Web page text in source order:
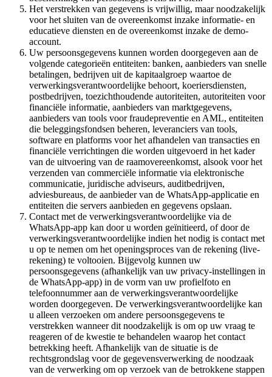
Het verstrekken van gegevens is vrijwillig, maar noodzakelijk
voor het sluiten van de overeenkomst inzake informatie- en
educatieve diensten en de overeenkomst inzake de demo-
account.
Uw persoonsgegevens kunnen worden doorgegeven aan de
volgende categorieën entiteiten: banken, aanbieders van snelle
betalingen, bedrijven uit de kapitaalgroep waartoe de
verwerkingsverantwoordelijke behoort, koeriersdiensten,
postbedrijven, toezichthoudende autoriteiten, autoriteiten voor
financiële informatie, aanbieders van marktgegevens,
aanbieders van tools voor fraudepreventie en AML, entiteiten
die beleggingsfondsen beheren, leveranciers van tools,
software en platforms voor het afhandelen van transacties en
financiële verrichtingen die worden uitgevoerd in het kader
van de uitvoering van de raamovereenkomst, alsook voor het
verzenden van commerciële informatie via elektronische
communicatie, juridische adviseurs, auditbedrijven,
adviesbureaus, de aanbieder van de WhatsApp-applicatie en
entiteiten die servers aanbieden en gegevens opslaan.
Contact met de verwerkingsverantwoordelijke via de
WhatsApp-app kan door u worden geïnitieerd, of door de
verwerkingsverantwoordelijke indien het nodig is contact met
u op te nemen om het openingsproces van de rekening (live-
rekening) te voltooien. Bijgevolg kunnen uw
persoonsgegevens (afhankelijk van uw privacy-instellingen in
de WhatsApp-app) in de vorm van uw profielfoto en
telefoonnummer aan de verwerkingsverantwoordelijke
worden doorgegeven. De verwerkingsverantwoordelijke kan
u alleen verzoeken om andere persoonsgegevens te
verstrekken wanneer dit noodzakelijk is om op uw vraag te
reageren of de kwestie te behandelen waarop het contact
betrekking heeft. Afhankelijk van de situatie is de
rechtsgrondslag voor de gegevensverwerking de noodzaak
van de verwerking om op verzoek van de betrokkene stappen